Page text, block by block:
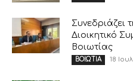
Συνεδριάζει
Διοικητικό
Βοιωτίας
ΒΟΙΩΤΙΑ 18